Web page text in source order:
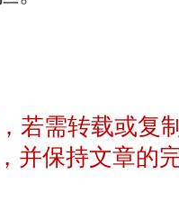
若需转载或复
并保持文章的